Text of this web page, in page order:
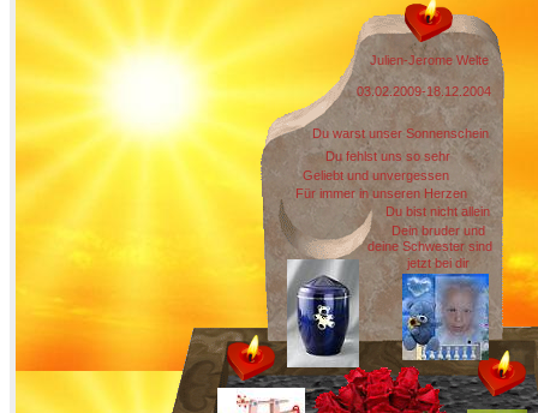
Julien-Jerome Welte
03.02.2009-18.12.2004
Du warst unser Sonnenschein
Du fehlst uns so sehr
Geliebt und unvergessen
Für immer in unseren Herzen
Du bist nicht allein
Dein bruder und
deine Schwester sind
jetzt bei dir